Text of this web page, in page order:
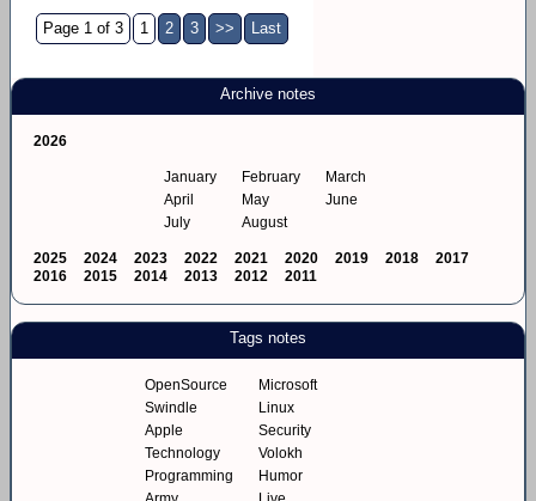
Page 1 of 3 1 2 3 >> Last
Archive notes
2026
January February
March
April
May
June
July
August
2025 2024 2023 2022 2021 2020 2019 2018
2017
2016
2015 2014 2013 2012 2011
Tags notes
OpenSource
Microsoft
Swindle
Linux
Apple
Security
Technology
Volokh
Programming
Humor